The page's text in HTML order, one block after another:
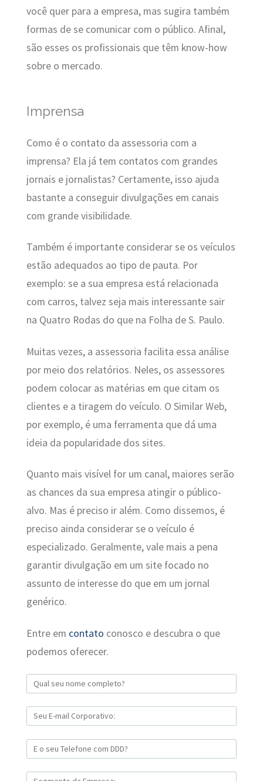
você quer para a empresa, mas sugira também
formas de se comunicar com o público. Afinal,
são esses os profissionais que têm know-how
sobre o mercado.
Imprensa
Como é o contato da assessoria com a
imprensa? Ela já tem contatos com grandes
jornais e jornalistas? Certamente, isso ajuda
bastante a conseguir divulgações em canais
com grande visibilidade.
Também é importante considerar se os veículos
estão adequados ao tipo de pauta. Por
exemplo: se a sua empresa está relacionada
com carros, talvez seja mais interessante sair
na Quatro Rodas do que na Folha de S. Paulo.
Muitas vezes, a assessoria facilita essa análise
por meio dos relatórios. Neles, os assessores
podem colocar as matérias em que citam os
clientes e a tiragem do veículo. O Similar Web,
por exemplo, é uma ferramenta que dá uma
ideia da popularidade dos sites.
Quanto mais visível for um canal, maiores serão
as chances da sua empresa atingir o público-
alvo. Mas é preciso ir além. Como dissemos, é
preciso ainda considerar se o veículo é
especializado. Geralmente, vale mais a pena
garantir divulgação em um site focado no
assunto de interesse do que em um jornal
genérico.
Entre em contato conosco e descubra o que
podemos oferecer.